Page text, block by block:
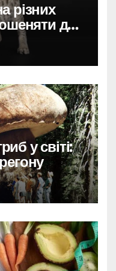
різних
до
у світі: